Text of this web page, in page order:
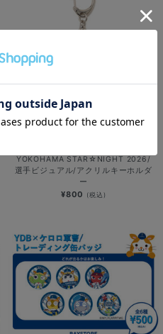
YOKOHAMA STAR☆NIGHT 2026/
選手ビジュアル/アクリルキーホルダ
ー
¥800 (税込)